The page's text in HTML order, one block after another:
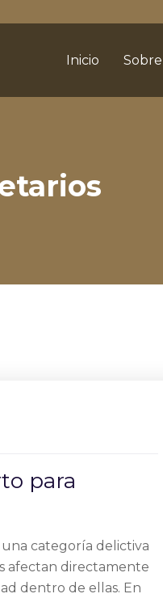
Inicio
para
una categoría delictiva
afectan directamente
dentro de ellas. En